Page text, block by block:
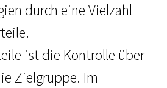
durch eine Vielzahl
ist die Kontrolle über
Zielgruppe. Im